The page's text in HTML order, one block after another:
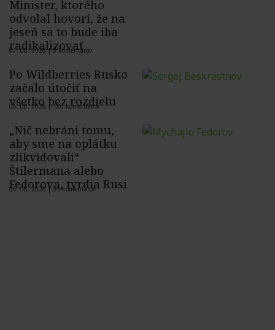
Minister, ktorého
odvolal hovorí, že na
jeseň sa to bude iba
radikalizovať
07. 08. 2026 |5 komentárov
Po Wildberries Rusko
začalo útočiť na
všetko bez rozdielu
06. 08. 2026 |186 komentárov
„Nič nebráni tomu,
aby sme na oplátku
zlikvidovali“
Štilermana alebo
Fedorova, tvrdia Rusi
06. 08. 2026 |93 komentárov